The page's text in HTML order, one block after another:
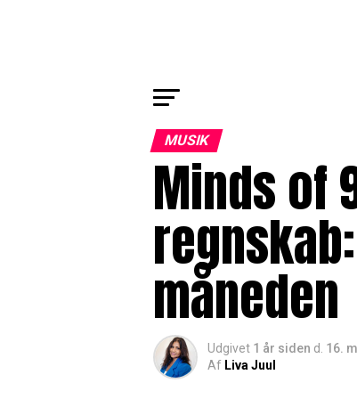
MUSIK
Minds of
måneden
Udgivet 1 år siden d. 16.
Af Liva Juul